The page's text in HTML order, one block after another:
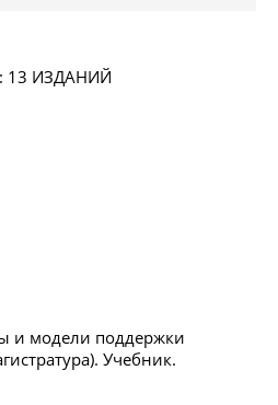
13 ИЗДАНИЙ
и модели поддержки
Учебник.